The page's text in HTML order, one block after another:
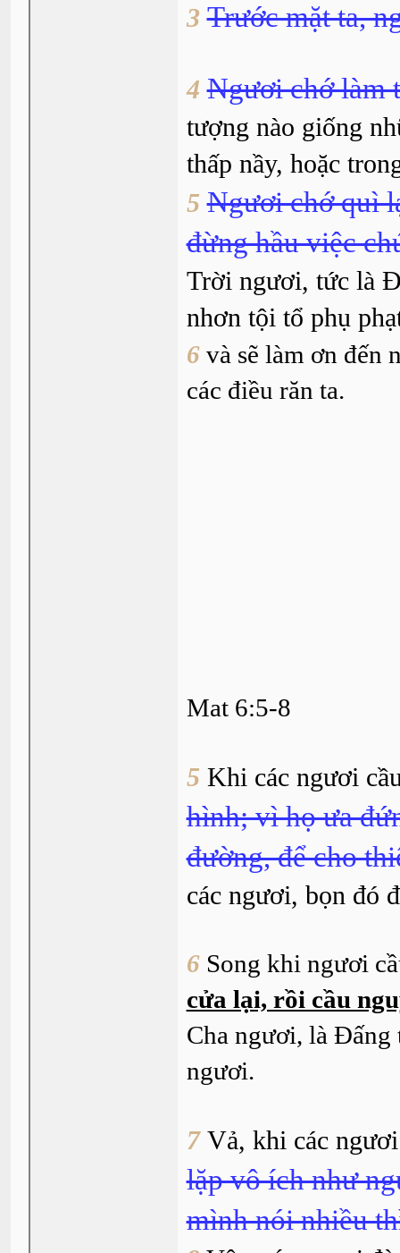
3Trước mặt ta,
4Ngươi chớ làm
tượng nào giống
thấp nầy, hoặc
5Ngươi chớ quì
đừng hầu việc
Trời ngươi, tức là
nhơn tội tổ phụ
6 và sẽ làm ơn đến
các điều răn ta.
Mat 6:5-8
5 Khi các ngươi
hình; vì họ ưa
đường, để cho
các ngươi, bọn đó
6 Song khi ngươi
cửa lại, rồi cầu
Cha ngươi, là Ðấng
ngươi.
7 Vả, khi các
lặp vô ích như
mình nói nhiều